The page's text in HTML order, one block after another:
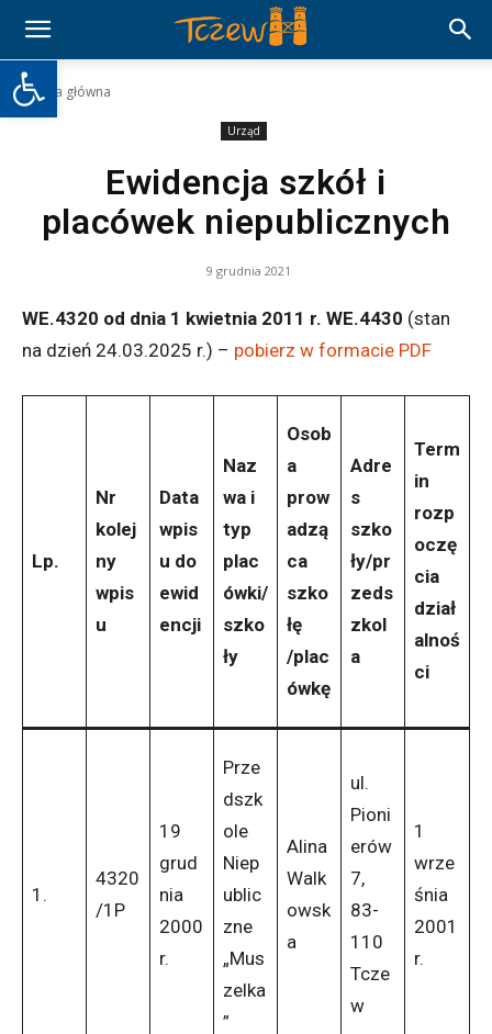
Otwórz pasek narzędzi
Strona główna
Urząd
Ewidencja szkół i
placówek niepublicznych
9 grudnia 2021
WE.4320 od dnia 1 kwietnia 2011 r. WE.4430 (stan
na dzień 24.03.2025 r.) – pobierz w formacie PDF
Lp.
Nr
kolej
ny
wpis
u
Data
wpis
u do
ewid
encji
Naz
wa i
typ
plac
ówki/
szko
ły
Osob
a
prow
adzą
ca
szko
łę
/plac
ówkę
Adre
s
szko
ły/pr
zeds
zkol
a
Term
in
rozp
oczę
cia
dział
alnoś
ci
1.
4320
/1P
19
grud
nia
2000
r.
Prze
dszk
ole
Niep
ublic
zne
„Mus
zelka
”
Alina
Walk
owsk
a
ul.
Pioni
erów
7,
83-
110
Tcze
w
1
wrze
śnia
2001
r.